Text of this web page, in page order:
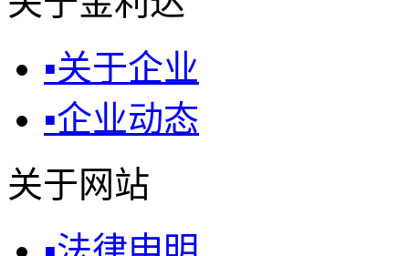
▪关于企业
▪企业动态
关于网站